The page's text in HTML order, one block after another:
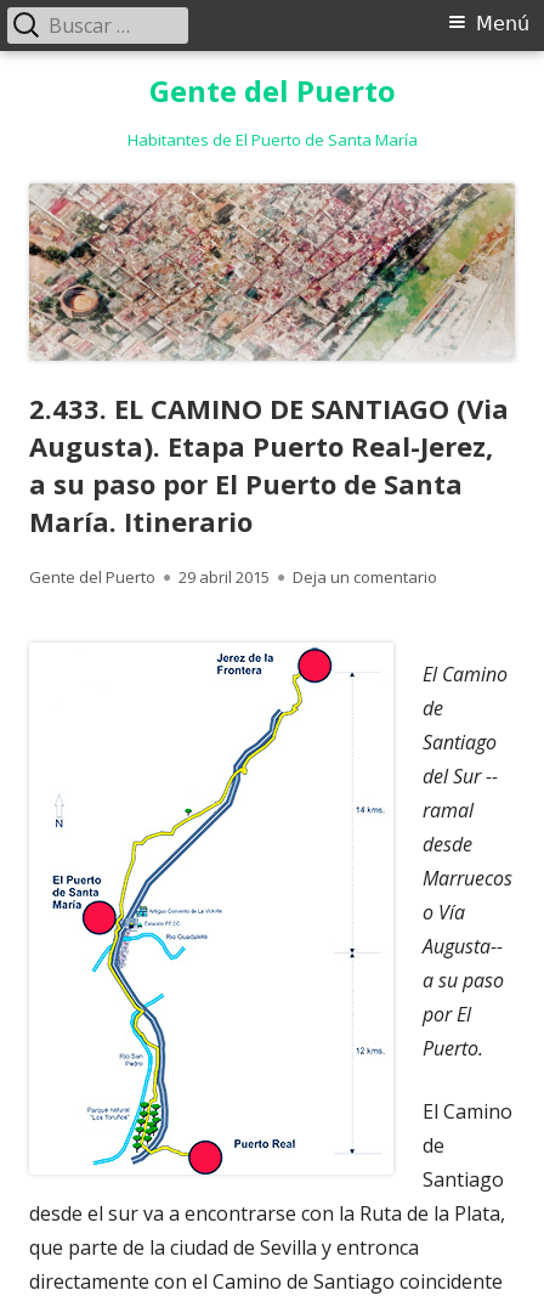
Gente del Puerto
Habitantes de El Puerto de Santa María
Menú
Menú
Buscar:
2.433. EL CAMINO DE SANTIAGO (Via
Augusta). Etapa Puerto Real-Jerez,
a su paso por El Puerto de Santa
María. Itinerario
Autor
Gente del Puerto
Publicado
29 abril 2015 Deja un comentario
El Camino
de
Santiago
del Sur --
ramal
desde
Marruecos
o Vía
Augusta--
a su paso
por El
Puerto.
El Camino
de
Santiago
desde el sur va a encontrarse con la Ruta de la Plata,
que parte de la ciudad de Sevilla y entronca
directamente con el Camino de Santiago coincidente